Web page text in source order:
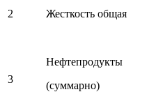
2 Жесткость общая
3
Нефтепродукты
(суммарно)